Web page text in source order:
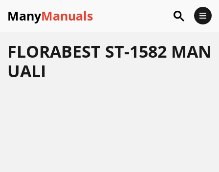
ManyManuals
FLORABEST ST-1582 MAN
UALI